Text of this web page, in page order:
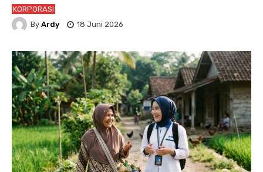
KORPORASI
By Ardy 18 Juni 2026